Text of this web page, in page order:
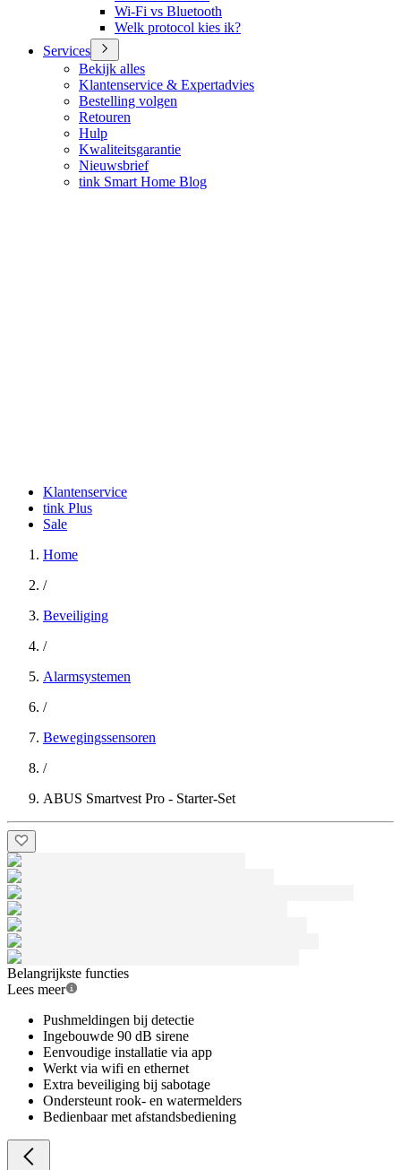
Wi-Fi vs Bluetooth
Welk protocol kies ik?
Services
Bekijk alles
Klantenservice & Expertadvies
Bestelling volgen
Retouren
Hulp
Kwaliteitsgarantie
Nieuwsbrief
tink Smart Home Blog
Klantenservice
tink Plus
Sale
Home
/
Beveiliging
/
Alarmsystemen
/
Bewegingssensoren
/
ABUS Smartvest Pro - Starter-Set
Belangrijkste functies
Lees meer
Pushmeldingen bij detectie
Ingebouwde 90 dB sirene
Eenvoudige installatie via app
Werkt via wifi en ethernet
Extra beveiliging bij sabotage
Ondersteunt rook- en watermelders
Bedienbaar met afstandsbediening